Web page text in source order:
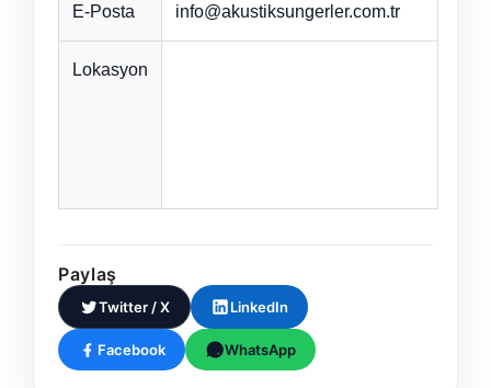
E-Posta info@akustiksungerler.com.tr
Lokasyon
Paylaş
Twitter / X LinkedIn
Facebook WhatsApp